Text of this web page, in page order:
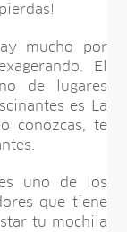
mucho por
El
de lugares
es La
conozcas, te
uno de los
que tiene
tu mochila